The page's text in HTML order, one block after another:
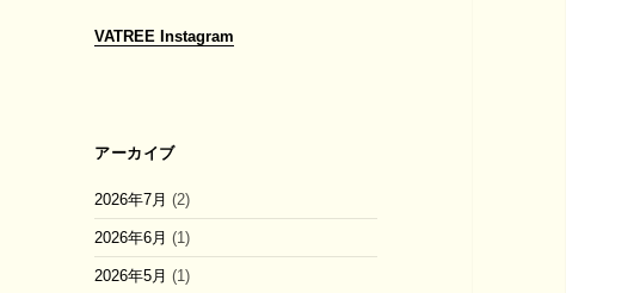
VATREE Instagram
アーカイブ
2026年7月 (2)
2026年6月 (1)
2026年5月 (1)